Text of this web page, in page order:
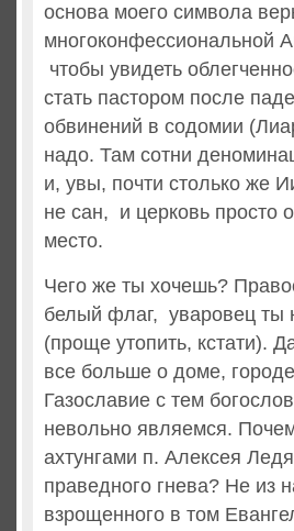
основа моего символа
многоконфессиональной
чтобы увидеть
стать пастором после
обвинений в содомии
надо. Там сотни
и, увы, почти столько же
не сан, и церковь просто
место.
Чего же ты хочешь?
белый флаг, уваровец ты
(проще утопить, кстати).
все больше о доме,
Газославие с тем
невольно являемся.
ахтунгами п. Алексея
праведного гнева? Не из
взрощенного в том